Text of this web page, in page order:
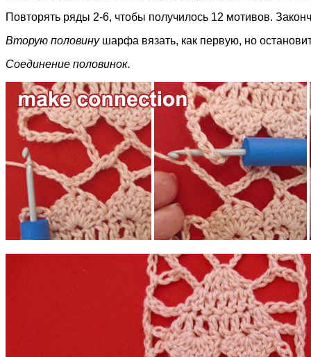
Повторять ряды 2-6, чтобы получилось 12 мотивов.
Вторую половинушарфа вязать, как первую, но
Соединение половинок.